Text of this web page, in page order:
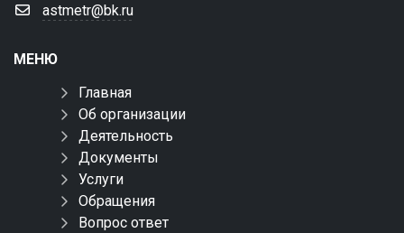
astmetr@bk.ru
МЕНЮ
Главная
Об организации
Деятельность
Документы
Услуги
Обращения
Вопрос ответ